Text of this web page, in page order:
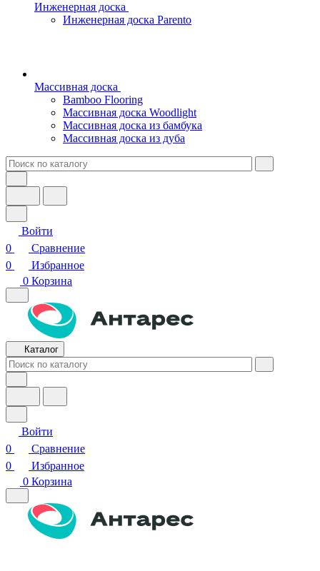
Инженерная доска
Инженерная доска Parento
Массивная доска
Bamboo Flooring
Массивная доска Woodlight
Массивная доска из бамбука
Массивная доска из дуба
Войти
0
Сравнение
0
Избранное
0 Корзина
Каталог
Войти
0
Сравнение
0
Избранное
0 Корзина